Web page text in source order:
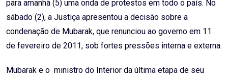
para amanhã (5) uma onda de protestos em todo o país. No
sábado (2), a Justiça apresentou a decisão sobre a
condenação de Mubarak, que renunciou ao governo em 11
de fevereiro de 2011, sob fortes pressões interna e externa.
Mubarak e o ministro do Interior da última etapa de seu